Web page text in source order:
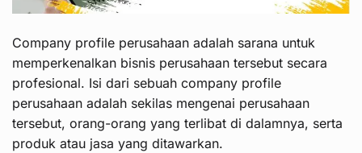
Company profile perusahaan adalah sarana untuk
memperkenalkan bisnis perusahaan tersebut secara
profesional. Isi dari sebuah company profile
perusahaan adalah sekilas mengenai perusahaan
tersebut, orang-orang yang terlibat di dalamnya, serta
produk atau jasa yang ditawarkan.